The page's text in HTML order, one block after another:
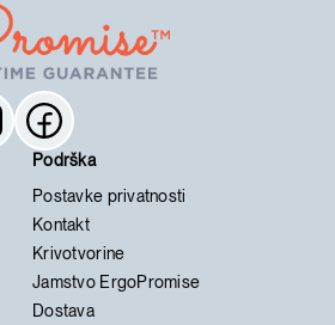
Podrška
Postavke privatnosti
Kontakt
Krivotvorine
Jamstvo ErgoPromise
Dostava